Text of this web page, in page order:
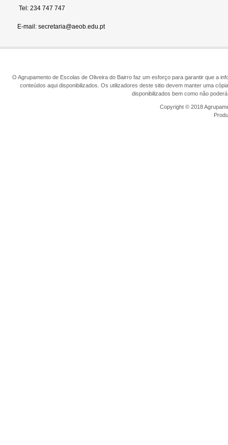
Tel: 234 747 747
E-mail: secretaria@aeob.edu.pt
O Agrupamento de Escolas de Oliveira do Bairro faz um esforço para garantir que a
conteúdos aqui disponibilizados. Os utilizadores deste sitio devem manter uma
disponibilizados bem como não
Copyright © 2018